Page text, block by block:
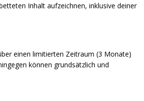
Inhalt aufzeichnen, inklusive deiner
einen limitierten Zeitraum (3 Monate)
können grundsätzlich und